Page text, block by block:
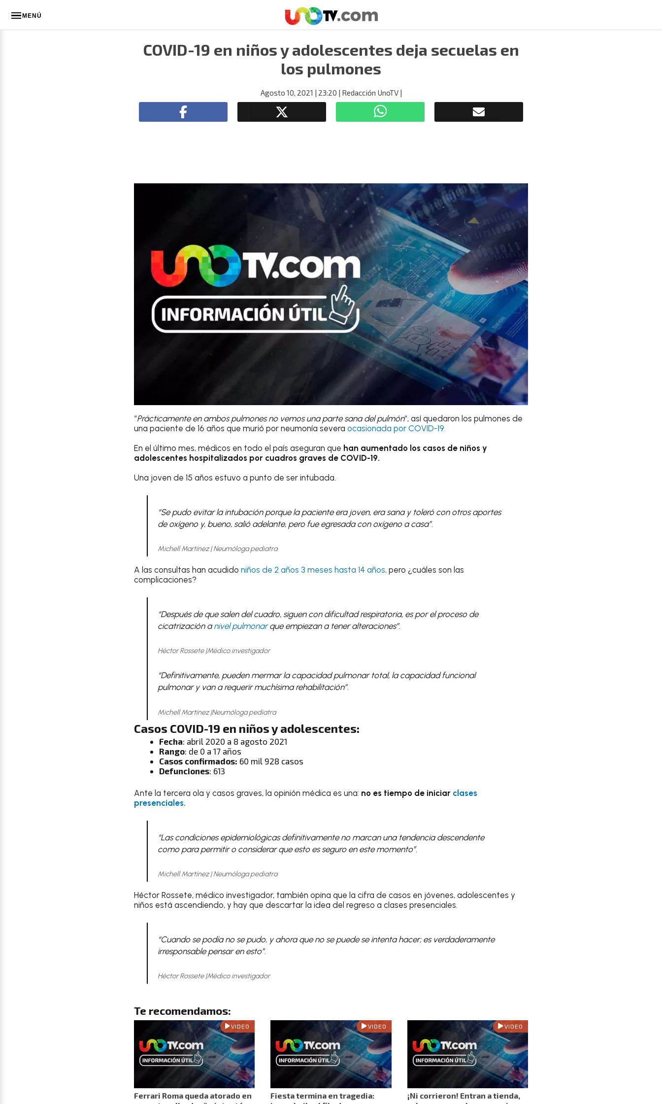
MENÚ
COVID-19 en niños y adolescentes deja secuelas en
los pulmones
Agosto 10, 2021 | 23:20 | Redacción UnoTV|
“Prácticamente en ambos pulmones no vemos una parte sana del pulmón“, así quedaron los pulmones de
una paciente de 16 años que murió por neumonía severa ocasionada por COVID-19.
En el último mes, médicos en todo el país aseguran que han aumentado los casos de niños y
adolescentes hospitalizados por cuadros graves de COVID-19.
Una joven de 15 años estuvo a punto de ser intubada.
“Se pudo evitar la intubación porque la paciente era joven, era sana y toleró con otros aportes
de oxígeno y, bueno, salió adelante, pero fue egresada con oxígeno a casa”.
Michell Martínez | Neumóloga pediatra
A las consultas han acudido niños de 2 años 3 meses hasta 14 años, pero ¿cuáles son las
complicaciones?
“Después de que salen del cuadro, siguen con dificultad respiratoria, es por el proceso de
cicatrización anivel pulmonarque empiezan a tener alteraciones”.
Héctor Rossete |Médico investigador
“Definitivamente, pueden mermar la capacidad pulmonar total, la capacidad funcional
pulmonar y van a requerir muchísima rehabilitación”.
Michell Martínez |Neumóloga pediatra
Casos COVID-19 en niños y adolescentes:
Fecha: abril 2020 a 8 agosto 2021
Rango: de 0 a 17 años
Casos confirmados: 60 mil 928 casos
Defunciones: 613
Ante la tercera ola y casos graves, la opinión médica es una: no es tiempo de iniciar clases
presenciales.
“Las condiciones epidemiológicas definitivamente no marcan una tendencia descendente
como para permitir o considerar que esto es seguro en este momento”.
Michell Martínez | Neumóloga pediatra
Héctor Rossete, médico investigador, también opina que la cifra de casos en jóvenes, adolescentes y
niños está ascendiendo, y hay que descartar la idea del regreso a clases presenciales.
“Cuando se podía no se pudo, y ahora que no se puede se intenta hacer; es verdaderamente
irresponsable pensar en esto”.
Héctor Rossete |Médico investigador
Te recomendamos:
VIDEO
Ferrari Roma queda atorado en
VIDEO
Fiesta termina en tragedia:
VIDEO
¡Ni corrieron! Entran a tienda,